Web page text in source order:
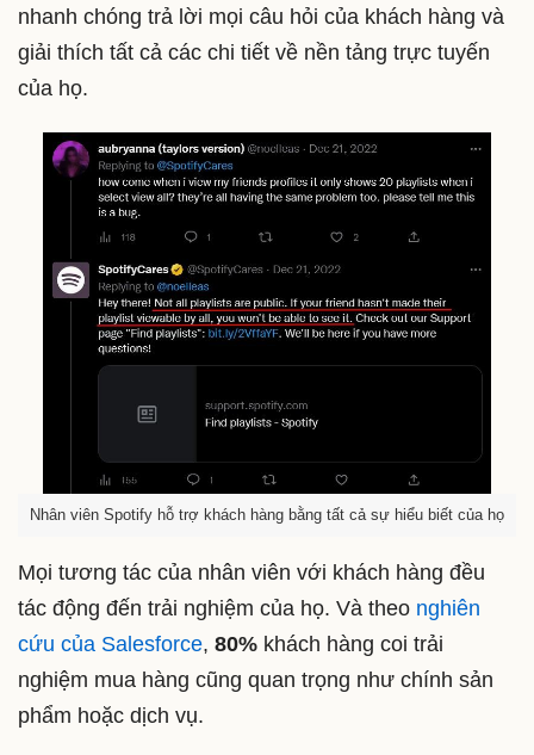
nhanh chóng trả lời mọi câu hỏi của khách hàng và
giải thích tất cả các chi tiết về nền tảng trực tuyến
của họ.
Nhân viên Spotify hỗ trợ khách hàng bằng tất cả sự hiểu biết của họ
Mọi tương tác của nhân viên với khách hàng đều
tác động đến trải nghiệm của họ. Và theo nghiên
cứu của Salesforce, 80% khách hàng coi trải
nghiệm mua hàng cũng quan trọng như chính sản
phẩm hoặc dịch vụ.